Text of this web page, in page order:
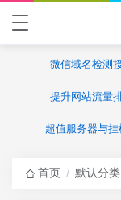
微信域名检测
提升网站流量
超值服务器与挂
首页 / 默认分类